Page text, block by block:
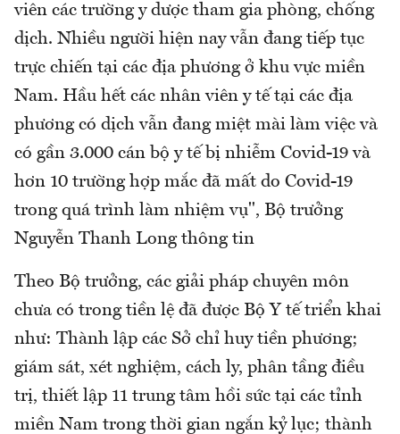
viên các trường y dược tham gia phòng, chống
dịch. Nhiều người hiện nay vẫn đang tiếp tục
trực chiến tại các địa phương ở khu vực miền
Nam. Hầu hết các nhân viên y tế tại các địa
phương có dịch vẫn đang miệt mài làm việc và
có gần 3.000 cán bộ y tế bị nhiễm Covid-19 và
hơn 10 trường hợp mắc đã mất do Covid-19
trong quá trình làm nhiệm vụ", Bộ trưởng
Nguyễn Thanh Long thông tin
Theo Bộ trưởng, các giải pháp chuyên môn
chưa có trong tiền lệ đã được Bộ Y tế triển khai
như: Thành lập các Sở chỉ huy tiền phương;
giám sát, xét nghiệm, cách ly, phân tầng điều
trị, thiết lập 11 trung tâm hồi sức tại các tỉnh
miền Nam trong thời gian ngắn kỷ lục; thành